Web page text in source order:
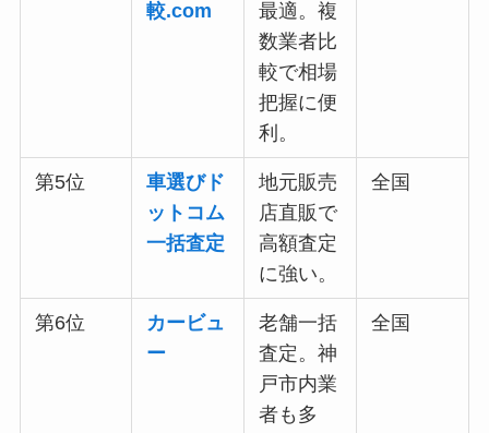
較.com
最適。複
数業者比
較で相場
把握に便
利。
第5位
車選びド
ットコム
一括査定
地元販売
店直販で
高額査定
に強い。
全国
第6位
カービュ
ー
老舗一括
査定。神
戸市内業
者も多
全国